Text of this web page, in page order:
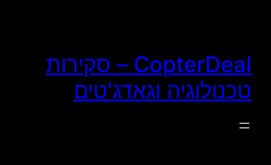
CopterDeal – סקירות
טכנולוגיה וגאדג'טים